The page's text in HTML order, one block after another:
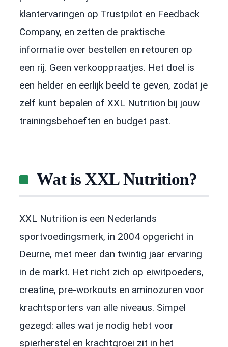
klantervaringen op Trustpilot en Feedback
Company, en zetten de praktische
informatie over bestellen en retouren op
een rij. Geen verkooppraatjes. Het doel is
een helder en eerlijk beeld te geven, zodat je
zelf kunt bepalen of XXL Nutrition bij jouw
trainingsbehoeften en budget past.
Wat is XXL Nutrition?
XXL Nutrition is een Nederlands
sportvoedingsmerk, in 2004 opgericht in
Deurne, met meer dan twintig jaar ervaring
in de markt. Het richt zich op eiwitpoeders,
creatine, pre-workouts en aminozuren voor
krachtsporters van alle niveaus. Simpel
gezegd: alles wat je nodig hebt voor
spierherstel en krachtgroei zit in het